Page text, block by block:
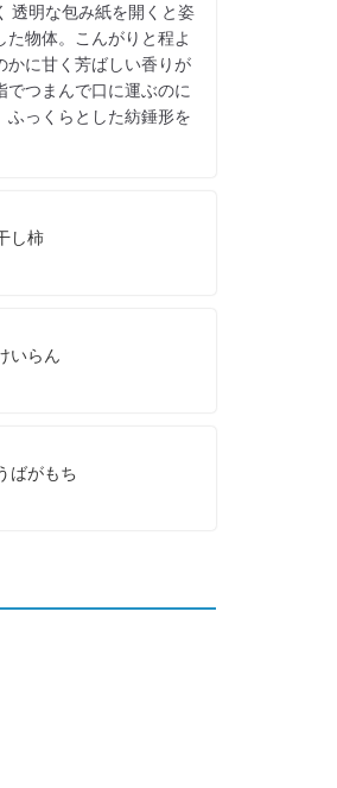
透明な包み紙を開くと姿
た物体。こんがりと程よ
かに甘く芳ばしい香りが
でつまんで口に運ぶのに
ふっくらとした紡錘形を
し柿
いらん
ばがもち